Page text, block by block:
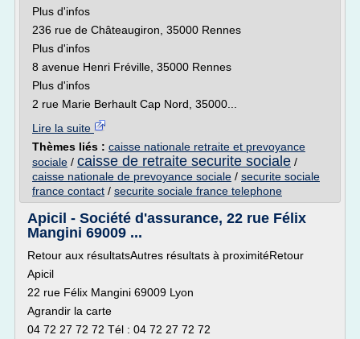
Plus d'infos
236 rue de Châteaugiron, 35000 Rennes
Plus d'infos
8 avenue Henri Fréville, 35000 Rennes
Plus d'infos
2 rue Marie Berhault Cap Nord, 35000...
Lire la suite
Thèmes liés : caisse nationale retraite et prevoyance
sociale / caisse de retraite securite sociale /
caisse nationale de prevoyance sociale / securite sociale
france contact / securite sociale france telephone
Apicil - Société d'assurance, 22 rue Félix
Mangini 69009 ...
Retour aux résultatsAutres résultats à proximitéRetour
Apicil
22 rue Félix Mangini 69009 Lyon
Agrandir la carte
04 72 27 72 72 Tél : 04 72 27 72 72